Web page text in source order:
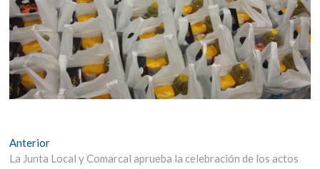
Navegación
AnteriorEntrada
anterior:
La Junta Local y Comarcal aprueba la celebración de los actos